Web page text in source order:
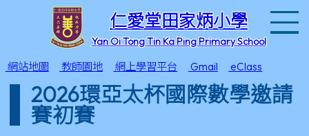
仁愛堂田家炳小學
Yan Oi Tong Tin Ka Ping Primary School
網站地圖 教師園地 網上學習平台 Gmail eClass
2026環亞太杯國際數學邀請
賽初賽